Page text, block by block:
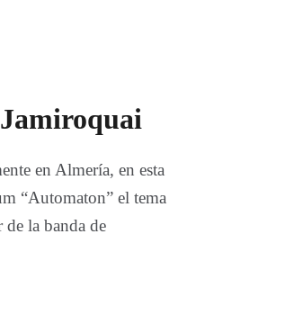
en Almería, en esta
“Automaton” el tema
la banda de